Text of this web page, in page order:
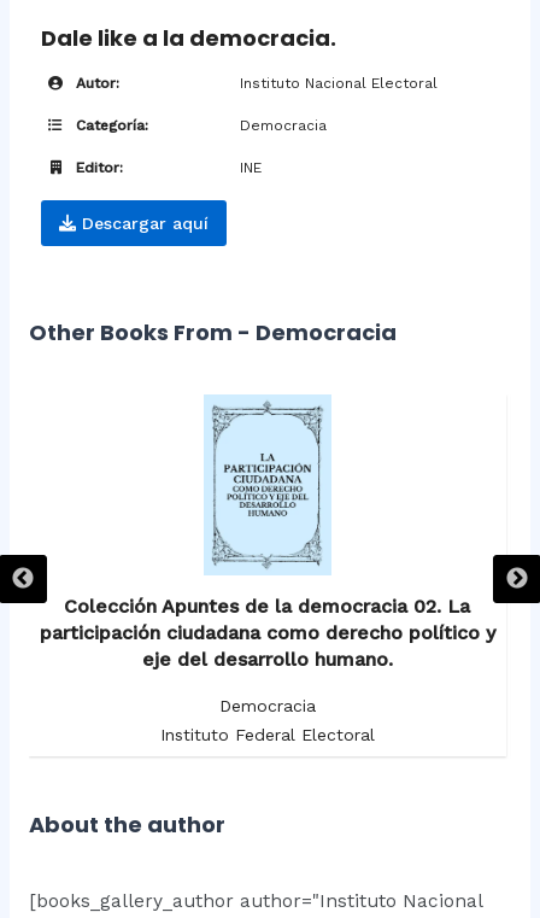
Dale like a la democracia.
Autor: Instituto Nacional Electoral
Categoría: Democracia
Editor: INE
Descargar aquí
Other Books From - Democracia
Colección Apuntes de la democracia 02. La
participación ciudadana como derecho político y
eje del desarrollo humano.
Democracia
Instituto Federal Electoral
About the author
[books_gallery_author author="Instituto Nacional